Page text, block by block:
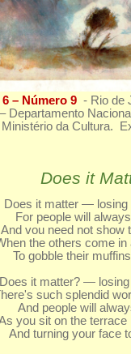
– Número 9 - Rio de
Departamento
da Cultura.
Does it
Does it matter — losing
people will always
And vou need not show
the others come in
To gobble their
Does it matter? — losing
such splendid
And people will
you sit on the terrace
turning your face to